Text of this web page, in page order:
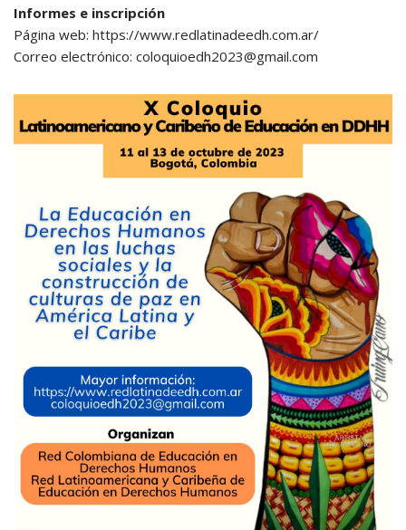
Informes e inscripción
Página web: https://www.redlatinadeedh.com.ar/
Correo electrónico: coloquioedh2023@gmail.com